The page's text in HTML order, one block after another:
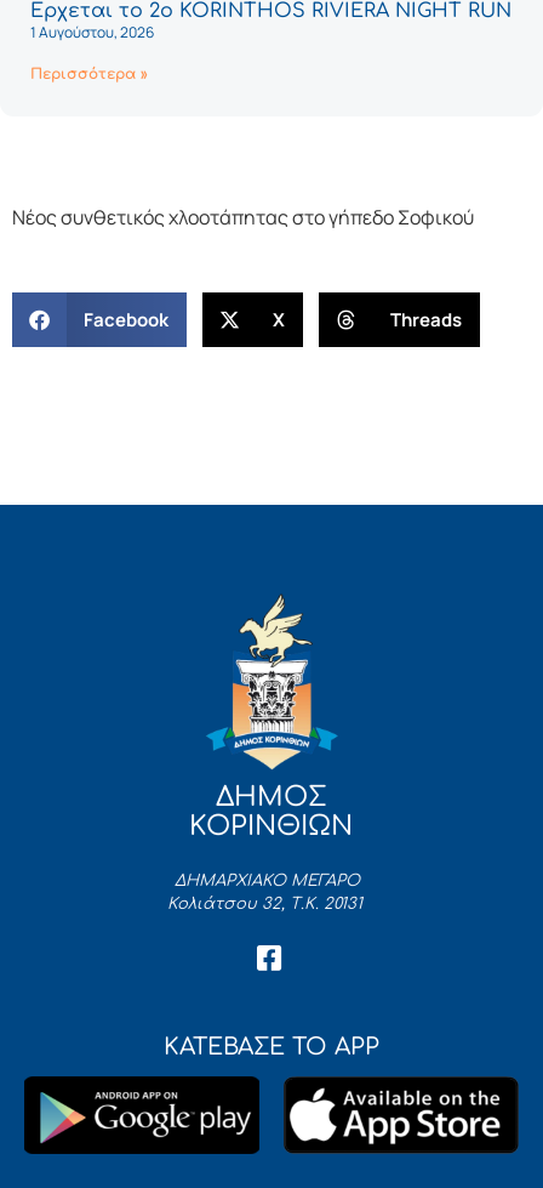
Έρχεται το 2ο KORINTHOS RIVIERA NIGHT RUN
1 Αυγούστου, 2026
Περισσότερα »
Νέος συνθετικός χλοοτάπητας στο γήπεδο Σοφικού
Facebook X Threads
ΔΗΜΟΣ
ΚΟΡΙΝΘΙΩΝ
ΔΗΜΑΡΧΙΑΚΟ ΜΕΓΑΡΟ
Κολιάτσου 32, Τ.Κ. 20131
ΚΑΤΕΒΑΣΕ ΤΟ APP